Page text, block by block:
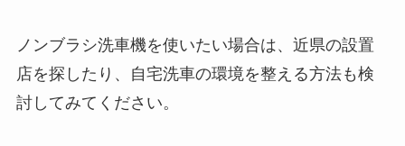
ノンブラシ洗車機を使いたい場合は、近県の設置
店を探したり、自宅洗車の環境を整える方法も検
討してみてください。